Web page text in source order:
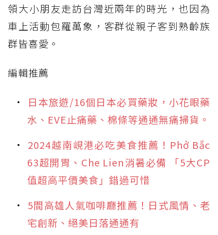
領大小朋友走訪台灣近兩年的時光，也因為
車上活動包羅萬象，客群從親子客到熟齡族
群皆喜愛。
編輯推薦
日本旅遊/16個日本必買藥妝，小花眼藥
水、EVE止痛藥、棉條等通通無痛掃貨。
2024越南峴港必吃美食推薦！Phở Bắc
63超開胃、Che Lien消暑必備 「5大CP
值超高平價美食」錯過可惜
5間高雄人氣咖啡廳推薦！日式風情、老
宅創新、絕美日落通通有